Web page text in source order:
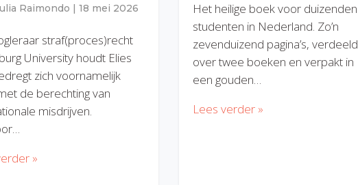
Raimondo | 18 mei 2026
straf(proces)recht
University houdt Elies
zich voornamelijk
de berechting van
misdrijven.
»
Het heilige boek voor duizenden
studenten in Nederland. Zo’n
zevenduizend pagina’s, verdeeld
over twee boeken en verpakt in
een gouden…
Lees verder »